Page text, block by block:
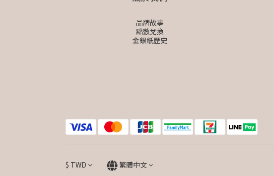
品牌故事
點數兌換
金銀紙歷史
$ TWD 繁體中文